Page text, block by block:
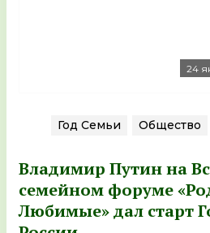
24
Год Семьи Общество
Владимир Путин на
семейном форуме
Любимые» дал старт